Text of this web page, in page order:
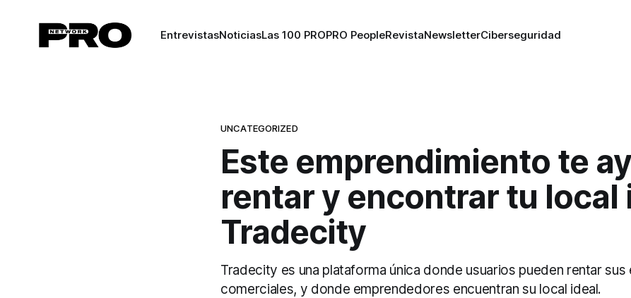
EntrevistasNoticiasLas 100 PROPRO PeopleRevistaNewsletterCiberseguridad
UNCATEGORIZED
Este emprendimiento te
rentar y encontrar tu local
Tradecity
Tradecity es una plataforma única donde usuarios pueden rentar sus
comerciales, y donde emprendedores encuentran su local ideal.